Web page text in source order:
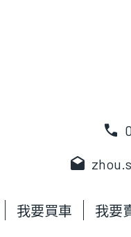
call
drafts
我要買車 我要